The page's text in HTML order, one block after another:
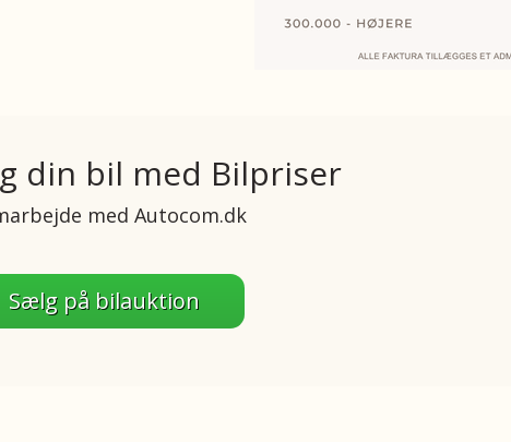
din bil med Bilpriser
med Autocom.dk
Sælg på bilauktion